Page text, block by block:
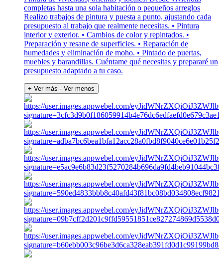
completas hasta una sola habitación o pequeños arreglos
Realizo trabajos de pintura y puesta a punto, ajustando cada
presupuesto al trabajo que realmente necesitas. • Pintura
interior y exterior. • Cambios de color y repintados. •
Preparación y resane de superficies. • Reparación de
humedades y eliminación de moho. • Pintado de puertas,
muebles y barandillas. Cuéntame qué necesitas y prepararé un
presupuesto adaptado a tu caso.
+ Ver más - Ver menos